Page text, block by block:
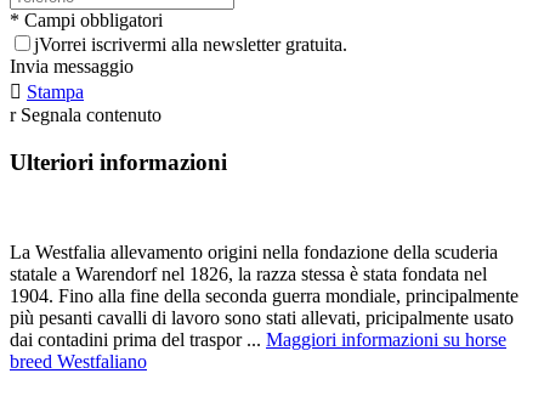
* Campi obbligatori
jVorrei iscrivermi alla newsletter gratuita.
Invia messaggio
 Stampa
r Segnala contenuto
Ulteriori informazioni
La Westfalia allevamento origini nella fondazione della scuderia
statale a Warendorf nel 1826, la razza stessa è stata fondata nel
1904. Fino alla fine della seconda guerra mondiale, principalmente
più pesanti cavalli di lavoro sono stati allevati, pricipalmente usato
dai contadini prima del traspor ... Maggiori informazioni su horse
breed Westfaliano